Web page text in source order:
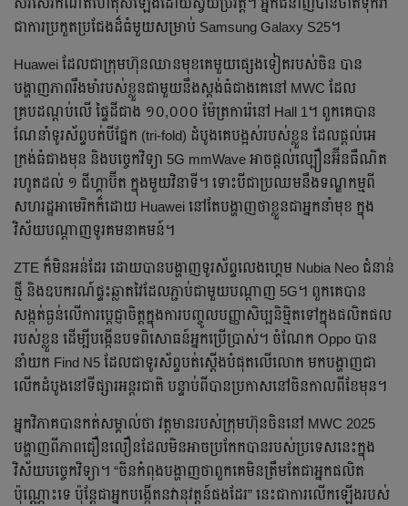
សរសេរកំណត់ហេតុសំឡេងដោយស្វ័យប្រវត្តិ។ អ្នកជំនាញបានចាត់ទុកវា
ជាការប្រកួតប្រជែងដ៏ធំមួយសម្រាប់ Samsung Galaxy S25។
Huawei ដែលជាក្រុមហ៊ុនឈានមុខគេមួយផ្សេងទៀតរបស់ចិន បាន
បង្ហាញភាពរឹងមាំរបស់ខ្លួនជាមួយនឹងស្តង់ធំជាងគេនៅ MWC ដែល
គ្របដណ្តប់លើ ផ្ទៃដីជាង ១០,០០០ ម៉ែត្រការ៉េនៅ Hall 1។ ពួកគេបាន
ណែនាំទូរស័ព្ទបត់បីផ្នែក (tri-fold) ដំបូងគេបង្អស់របស់ខ្លួន ដែលផ្តល់អេ
ក្រង់ធំជាងមុន និងបច្ចេកវិទ្យា 5G mmWave អាចផ្តល់ល្បឿនអ៊ីនធឺណិត
រហូតដល់ ១ ជីហ្គាប៊ីត ក្នុងមួយវិនាទី។ ទោះបីជាប្រឈមនឹងទណ្ឌកម្មពី
សហរដ្ឋអាមេរិកក៏ដោយ Huawei នៅតែបង្ហាញថាខ្លួនជាអ្នកនាំមុខ ក្នុង
វិស័យបណ្តាញទូរគមនាគមន៍។
ZTE ក៏មិនអន់ដែរ ដោយបានបង្ហាញទូរស័ព្ទលេងហ្គេម Nubia Neo ជំនាន់
ថ្មី និងឧបករណ៍ផ្ទះឆ្លាតវៃដែលភ្ជាប់ជាមួយបណ្តាញ 5G។ ពួកគេបាន
សង្កត់ធ្ងន់លើការប្តេជ្ញាចិត្តក្នុងការបញ្ចូលបញ្ញាសិប្បនិម្មិតទៅក្នុងផលិតផល
របស់ខ្លួន ដើម្បីបង្កើនបទពិសោធន៍អ្នកប្រើប្រាស់។ ចំណែក Oppo បាន
នាំយក Find N5 ដែលជាទូរស័ព្ទបត់ស្តើងបំផុតលើលោក មកបង្ហាញជា
លើកដំបូងនៅទីផ្សារអន្តរជាតិ បន្ទាប់ពីបានប្រកាសនៅចិនកាលពីខែមុន។
អ្នកវិភាគបានកត់សម្គាល់ថា វត្តមានរបស់ក្រុមហ៊ុនចិននៅ MWC 2025
បង្ហាញពីភាពជឿនលឿនដែលមិនអាចប្រកែកបានរបស់ប្រទេសនេះក្នុង
វិស័យបច្ចេកវិទ្យា។ “ចិនកំពុងបង្ហាញថាពួកគេមិនត្រឹមតែជាអ្នកផលិត
ប៉ុណ្ណោះទេ ប៉ុន្តែជាអ្នកបង្កើតនវានុវត្តន៍ផងដែរ” នេះជាការលើកឡើងរបស់